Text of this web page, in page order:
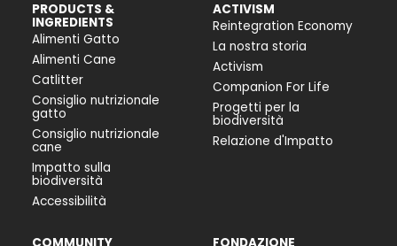
PRODUCTS &
INGREDIENTS
Alimenti Gatto
Alimenti Cane
Catlitter
Consiglio nutrizionale
gatto
Consiglio nutrizionale
cane
Impatto sulla
biodiversità
Accessibilità
ACTIVISM
Reintegration Economy
La nostra storia
Activism
Companion For Life
Progetti per la
biodiversità
Relazione d'Impatto